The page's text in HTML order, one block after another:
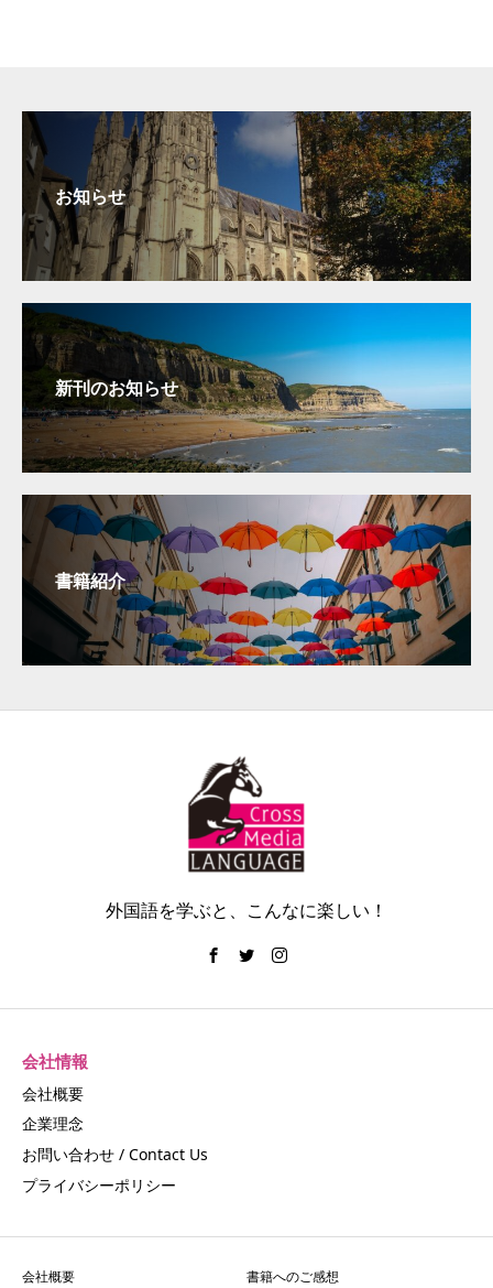
お知らせ
新刊のお知らせ
書籍紹介
外国語を学ぶと、こんなに楽しい！
会社情報
会社概要
企業理念
お問い合わせ / Contact Us
プライバシーポリシー
会社概要 書籍へのご感想